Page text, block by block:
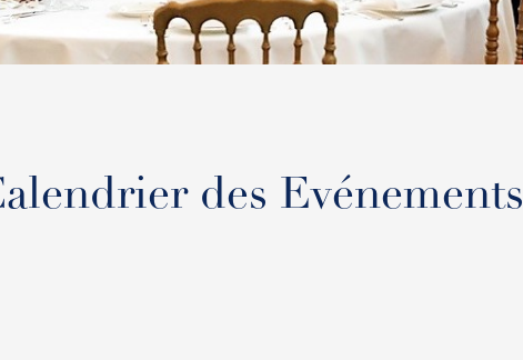
des Evénements